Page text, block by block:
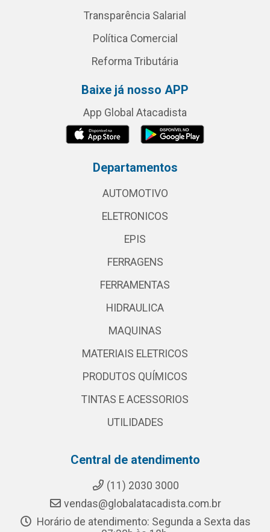
Transparência Salarial
Política Comercial
Reforma Tributária
Baixe já nosso APP
App Global Atacadista
Departamentos
AUTOMOTIVO
ELETRONICOS
EPIS
FERRAGENS
FERRAMENTAS
HIDRAULICA
MAQUINAS
MATERIAIS ELETRICOS
PRODUTOS QUÍMICOS
TINTAS E ACESSORIOS
UTILIDADES
Central de atendimento
(11) 2030 3000
vendas@globalatacadista.com.br
Horário de atendimento: Segunda a Sexta das